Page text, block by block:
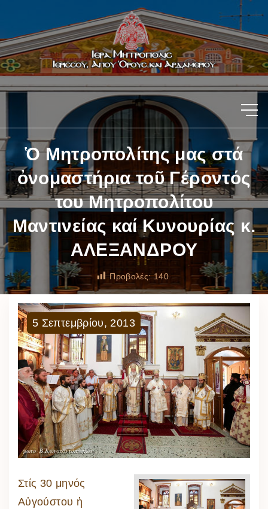
Ὁ Μητροπολίτης μας στά
ὀνομαστήρια τοῦ Γέροντός
του Μητροπολίτου
Μαντινείας καί Κυνουρίας κ.
ΑΛΕΞΑΝΔΡΟΥ
Προβολές: 140
5 Σεπτεμβρίου, 2013
Στίς 30 μηνός
Αὐγούστου ἡ